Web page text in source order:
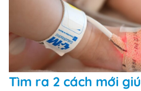
Tìm ra 2 cách mới